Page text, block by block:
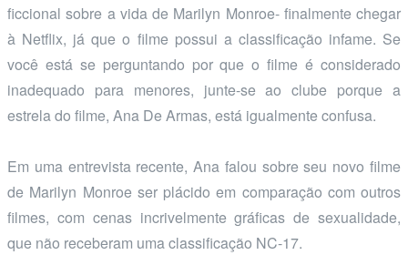
ficcional sobre a vida de Marilyn Monroe- finalmente chegar
à Netflix, já que o filme possui a classificação infame. Se
você está se perguntando por que o filme é considerado
inadequado para menores, junte-se ao clube porque a
estrela do filme, Ana De Armas, está igualmente confusa.
Em uma entrevista recente, Ana falou sobre seu novo filme
de Marilyn Monroe ser plácido em comparação com outros
filmes, com cenas incrivelmente gráficas de sexualidade,
que não receberam uma classificação NC-17.